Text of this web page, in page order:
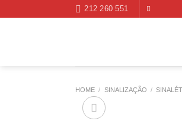
212 260 551
HOME / SINALIZAÇÃO /